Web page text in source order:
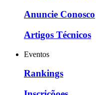
Anuncie Conosco
Artigos Técnicos
Eventos
Rankings